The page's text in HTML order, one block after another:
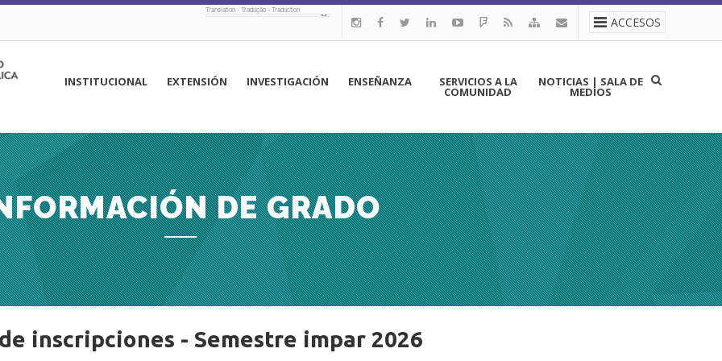
ACCESOS
Translation - Tradução - Traduction
principal
INSTITUCIONAL EXTENSIÓN INVESTIGACIÓN ENSEÑANZA SERVICIOS A LA
COMUNIDAD
NOTICIAS | SALA DE
MEDIOS
DE GRADO
inscripciones - Semestre impar 2026